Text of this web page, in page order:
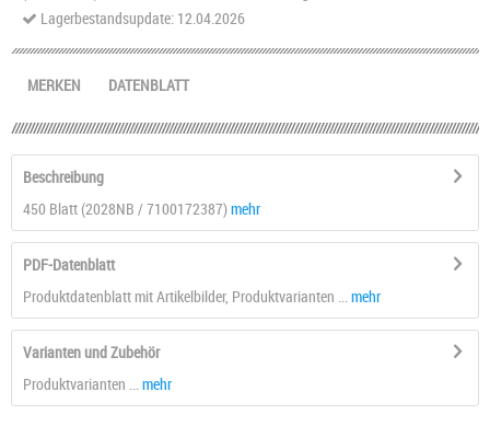
Lagerbestandsupdate: 12.04.2026
DATENBLATT
MERKEN
Beschreibung
450 Blatt (2028NB / 7100172387)mehr
PDF-Datenblatt
Produktdatenblatt mit Artikelbilder, Produktvarianten ... mehr
Varianten und Zubehör
Produktvarianten ... mehr